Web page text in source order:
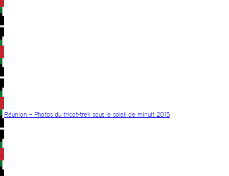
Réunion – Photos du tricot-trek sous le soleil de minuit 2015